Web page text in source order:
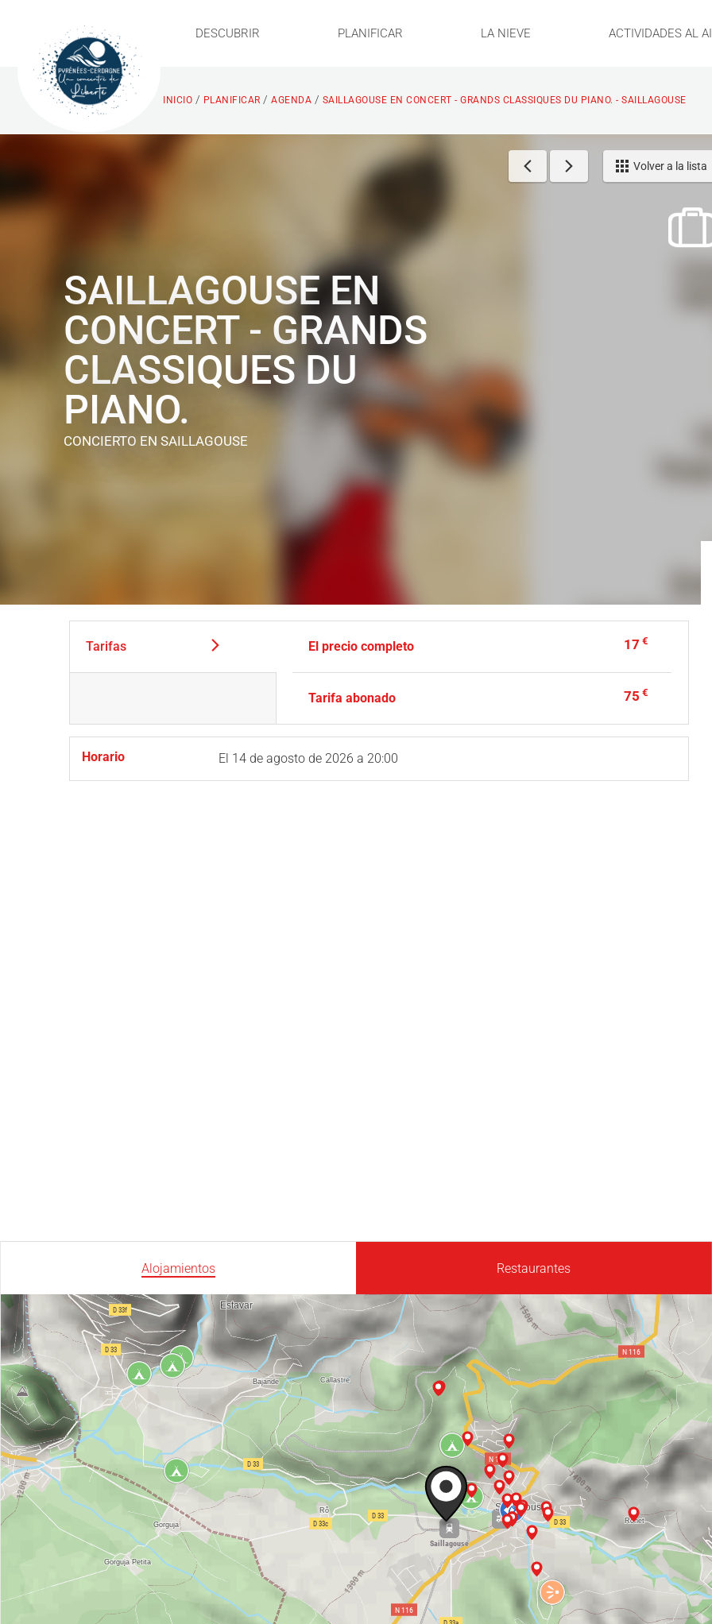
DESCUBRIR PLANIFICAR LA NIEVE ACTIVIDADES AL
INICIO / PLANIFICAR / AGENDA / SAILLAGOUSE EN CONCERT - GRANDS CLASSIQUES DU PIANO. - SAILLAGOUSE
Volver a la lista
SAILLAGOUSE EN
CONCERT - GRANDS
CLASSIQUES DU
PIANO.
CONCIERTO EN SAILLAGOUSE
Tarifas El precio completo 17 €
Tarifa abonado 75 €
Horario El 14 de agosto de 2026 a 20:00
Alojamientos Restaurantes